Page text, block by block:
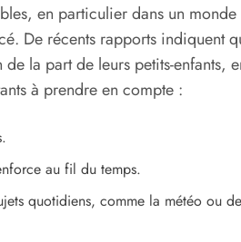
en particulier dans un
De récents rapports indiquent
la part de leurs petits-enfants,
à prendre en compte :
au fil du temps.
quotidiens, comme la météo ou